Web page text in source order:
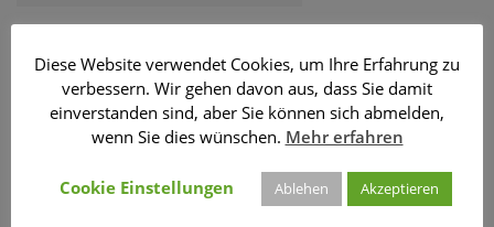
KATEGORIEN
Diese Website verwendet Cookies, um Ihre Erfahrung zu
verbessern. Wir gehen davon aus, dass Sie damit
einverstanden sind, aber Sie können sich abmelden,
wenn Sie dies wünschen. Mehr erfahren
Cookie Einstellungen Ablehen Akzeptieren